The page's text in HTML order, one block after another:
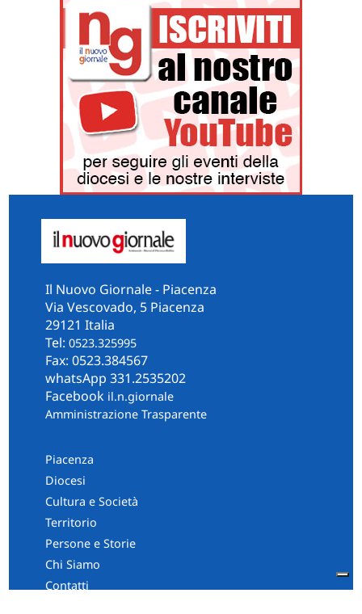
Il Nuovo Giornale - Piacenza
Via Vescovado, 5 Piacenza
29121 Italia
Tel: 0523.325995
Fax: 0523.384567
whatsApp 331.2535202
Facebook il.n.giornale
Amministrazione Trasparente
Piacenza
Diocesi
Cultura e Società
Territorio
Persone e Storie
Chi Siamo
Contatti